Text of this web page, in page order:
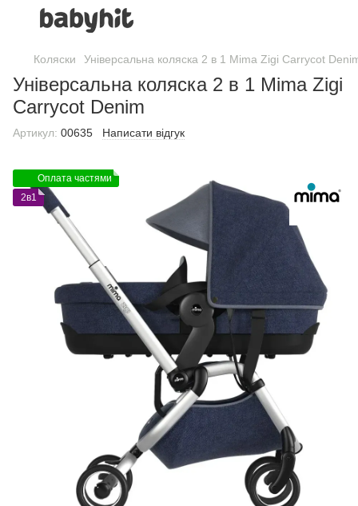
Коляски Універсальна коляска 2 в 1 Mima Zigi Carrycot
Універсальна коляска 2 в 1 Mima Zigi
Carrycot Denim
Артикул: 00635 Написати відгук
Оплата частями
2в1